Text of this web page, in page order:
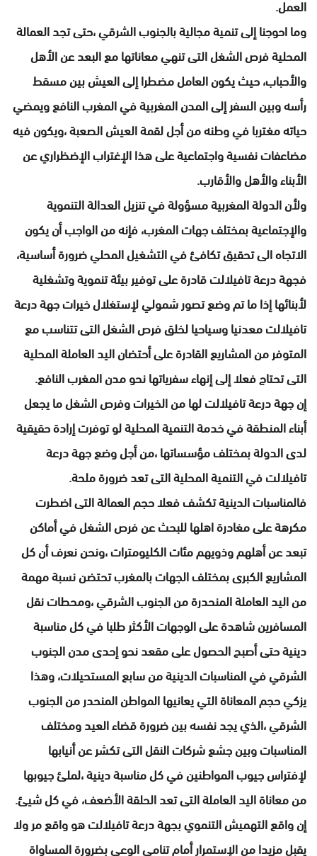
العمل.
وما احوجنا إلى تنمية مجالية بالجنوب الشرقي ،حتى تجد العمالة
المحلية فرص الشغل التى تنهي معاناتها مع البعد عن الأهل
والأحباب، حيث يكون العامل مضطرا إلى العيش بين مسقط
رأسه وبين السفر إلى المدن المغربية في المغرب النافع ويمضي
حياته مغتربا في وطنه من أجل لقمة العيش الصعبة ،ويكون فيه
مضاعفات نفسية واجتماعية على هذا الإغتراب الإضظراري عن
الأبناء والأهل والأقارب.
ولأن الدولة المغربية مسؤولة في تنزيل العدالة التنموية
والإجتماعية بمختلف جهات المغرب، فإنه من الواجب أن يكون
الاتجاه الى تحقيق تكافئ في التشغيل المحلي ضرورة أساسية،
فجهة درعة تافيلالت قادرة على توفير بيئة تنموية وتشغلية
لأبنائها إذا ما تم وضع تصور شمولي لإستغلال خيرات جهة درعة
تافيلالت معدنيا وسياحيا لخلق فرص الشغل التى تتناسب مع
المتوفر من المشاريع القادرة على أحتضان اليد العاملة المحلية
التى تحتاج فعلا إلى إنهاء سفرياتها نحو مدن المغرب النافع.
إن جهة درعة تافيلالت لها من الخيرات وفرص الشغل ما يجعل
أبناء المنطقة في خدمة التنمية المحلية لو توفرت إرادة حقيقية
لدى الدولة بمختلف مؤسساتها ،من أجل وضع جهة درعة
تافيلالت في التنمية المحلية التى تعد ضرورة ملحة.
فالمناسبات الدينية تكشف فعلا حجم العمالة التى اضطرت
مكرهة على مغادرة اهلها للبحث عن فرص الشغل في أماكن
تبعد عن أهلهم وذويهم مئات الكليومترات ،ونحن نعرف أن كل
المشاريع الكبرى بمختلف الجهات بالمغرب تحتضن نسبة مهمة
من اليد العاملة المنحدرة من الجنوب الشرقي ،ومحطات نقل
المسافرين شاهدة على الوجهات الأكثر طلبا في كل مناسبة
دينية حتى أصبح الحصول على مقعد نحو إحدى مدن الجنوب
الشرقي في المناسبات الدينية من سابع المستحيلات، وهذا
يزكي حجم المعاناة التي يعانيها المواطن المنحدر من الجنوب
الشرقي ،الذي يجد نفسه بين ضرورة قضاء العيد ومختلف
المناسبات وبين جشع شركات النقل التى تكشر عن أنيابها
لإفتراس جيوب المواطنين في كل مناسبة دينية ،لملئ جيوبها
من معاناة اليد العاملة التى تعد الحلقة الأضعف، في كل شيئ.
إن واقع التهميش التنموي بجهة درعة تافيلالت هو واقع مر ولا
يقبل مزيدا من الإستمرار أمام تنامي الوعي بضرورة المساواة